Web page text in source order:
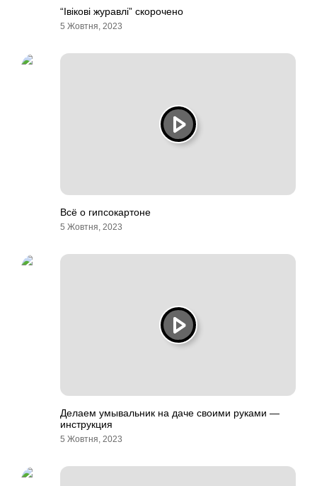
“Івікові журавлі” скорочено
5 Жовтня, 2023
Всё о гипсокартоне
5 Жовтня, 2023
Делаем умывальник на даче своими руками —
инструкция
5 Жовтня, 2023